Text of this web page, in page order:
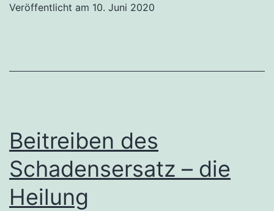
Veröffentlicht am 10. Juni 2020
Beitreiben des
Schadensersatz – die
Heilung